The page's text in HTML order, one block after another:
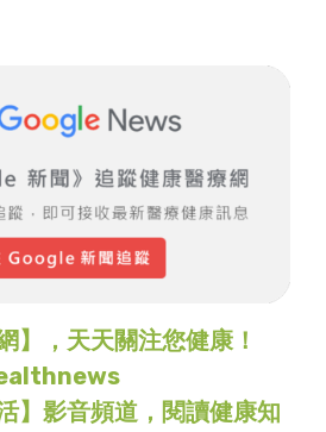
】，天天關注您健康！
】影音頻道，閱讀健康知